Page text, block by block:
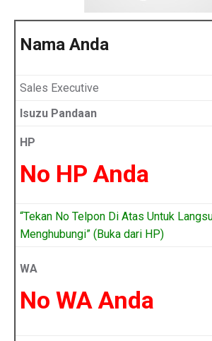
Nama Anda
Sales Executive
Isuzu Pandaan
HP
No HP Anda
“Tekan No Telpon Di Atas Untuk
Menghubungi” (Buka dari HP)
WA
No WA Anda